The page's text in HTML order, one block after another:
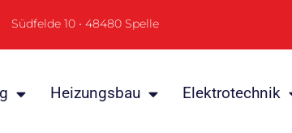
Südfelde 10 • 48480 Spelle
Heizungsbau Elektrotechnik